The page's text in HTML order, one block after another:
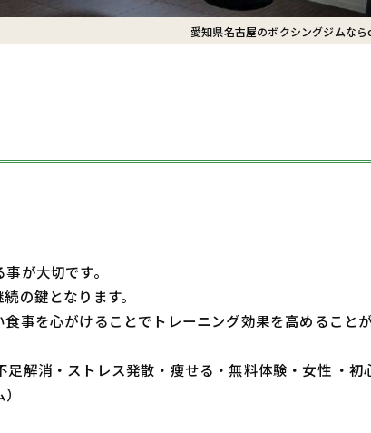
愛知県名古屋のボクシングジムな
が大切です。
の鍵となります。
事を心がけることでトレーニング効果を高めることが
解消・ストレス発散・痩せる・無料体験・女性 ・